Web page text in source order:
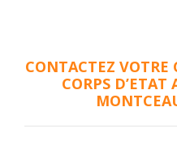
CONTACTEZ VOTRE
CORPS D’ETAT